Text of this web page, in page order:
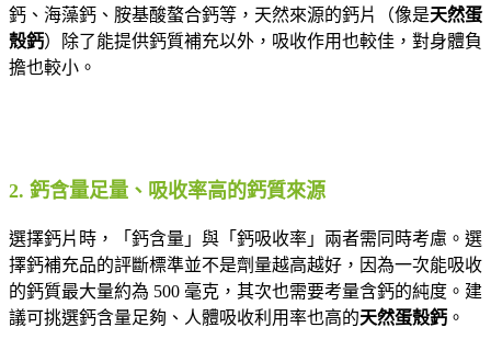
鈣、海藻鈣、胺基酸螯合鈣等，天然來源的鈣片（像是天然蛋
殼鈣）除了能提供鈣質補充以外，吸收作用也較佳，對身體負
擔也較小。
2. 鈣含量足量、吸收率高的鈣質來源
選擇鈣片時，「鈣含量」與「鈣吸收率」兩者需同時考慮。選
擇鈣補充品的評斷標準並不是劑量越高越好，因為一次能吸收
的鈣質最大量約為 500 毫克，其次也需要考量含鈣的純度。建
議可挑選鈣含量足夠、人體吸收利用率也高的天然蛋殼鈣 。